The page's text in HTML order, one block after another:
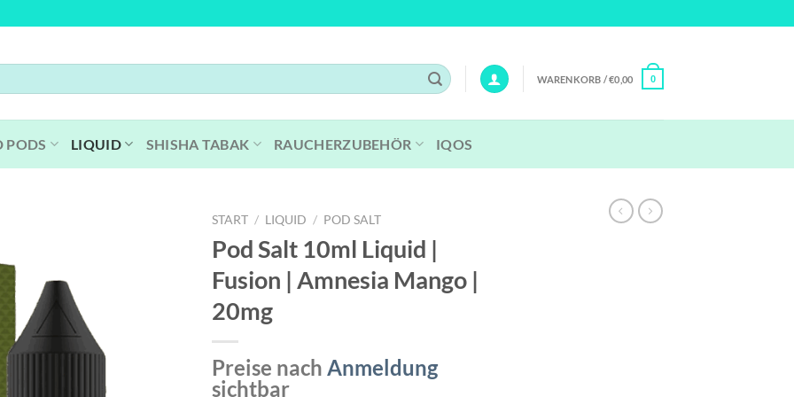
WARENKORB /€0,00 0
PODS LIQUID SHISHA TABAK RAUCHERZUBEHÖR IQOS
START / LIQUID / POD SALT
Pod Salt 10ml Liquid |
Fusion | Amnesia Mango |
20mg
Preise nach Anmeldung
sichtbar